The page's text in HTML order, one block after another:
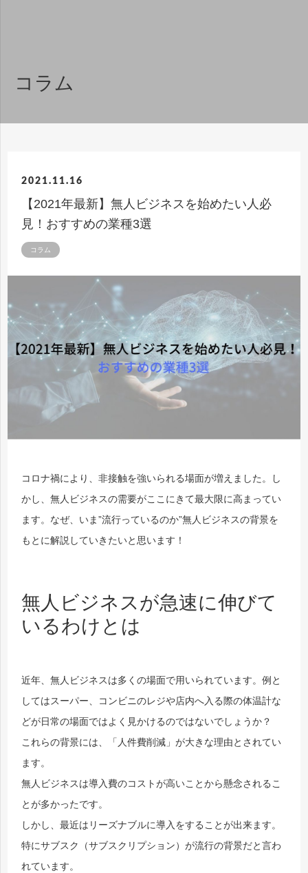
コラム
2021.11.16
【2021年最新】無人ビジネスを始めたい人必
見！おすすめの業種3選
コラム
コロナ禍により、非接触を強いられる場面が増えました。し
かし、無人ビジネスの需要がここにきて最大限に高まってい
ます。なぜ、いま”流行っているのか”無人ビジネスの背景を
もとに解説していきたいと思います！
無人ビジネスが急速に伸びて
いるわけとは
近年、無人ビジネスは多くの場面で用いられています。例と
してはスーパー、コンビニのレジや店内へ入る際の体温計な
どが日常の場面ではよく見かけるのではないでしょうか？
これらの背景には、「人件費削減」が大きな理由とされてい
ます。
無人ビジネスは導入費のコストが高いことから懸念されるこ
とが多かったです。
しかし、最近はリーズナブルに導入をすることが出来ます。
特にサブスク（サブスクリプション）が流行の背景だと言わ
れています。